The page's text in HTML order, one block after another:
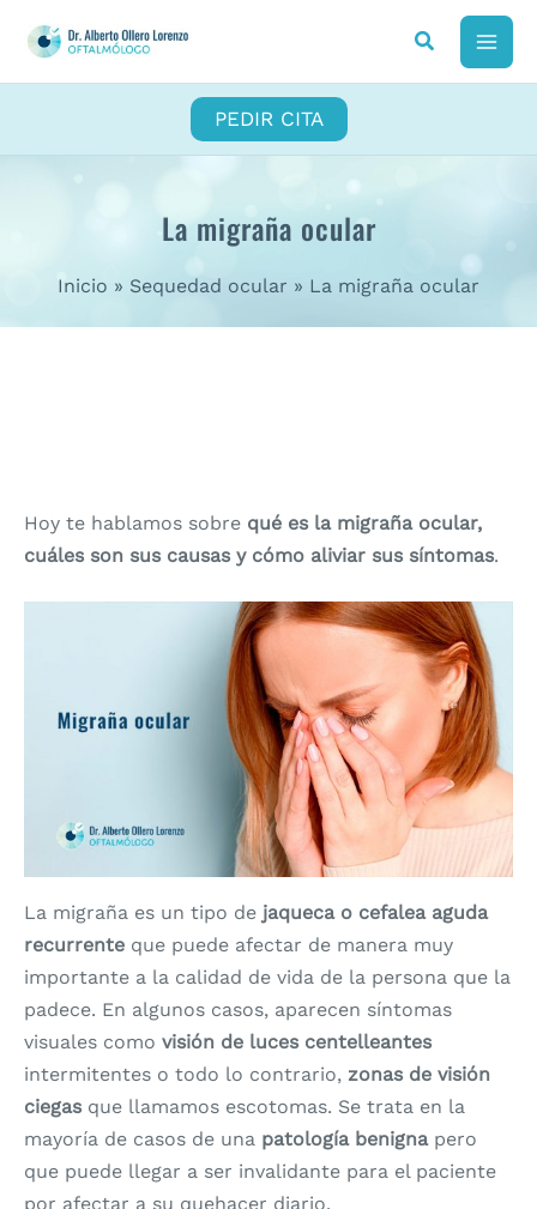
contenido
PEDIR CITA
La migraña ocular
Inicio Sequedad ocular La migraña ocular
Hoy te hablamos sobre qué es la migraña ocular,
cuáles son sus causas y cómo aliviar sus síntomas.
La migraña es un tipo de jaqueca o cefalea aguda
recurrente que puede afectar de manera muy
importante a la calidad de vida de la persona que la
padece. En algunos casos, aparecen síntomas
visuales como visión de luces centelleantes
intermitentes o todo lo contrario, zonas de visión
ciegasque llamamos escotomas. Se trata en la
mayoría de casos de una patología benignapero
que puede llegar a ser invalidante para el paciente
por afectar a su quehacer diario.